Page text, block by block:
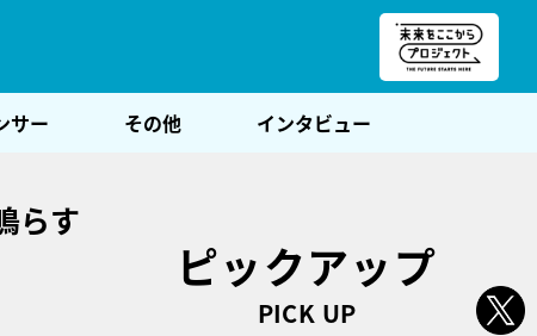
サー その他 インタビュー
らす
ピックアップ
PICK UP